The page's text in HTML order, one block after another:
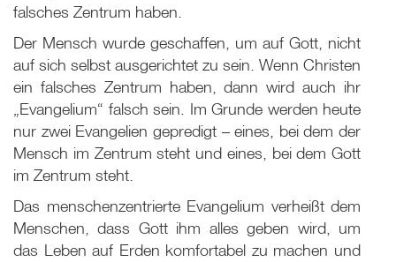
falsches Zentrum haben.
Der Mensch wurde geschaffen, um auf Gott, nicht
auf sich selbst ausgerichtet zu sein. Wenn Christen
ein falsches Zentrum haben, dann wird auch ihr
„Evangelium“ falsch sein. Im Grunde werden heute
nur zwei Evangelien gepredigt – eines, bei dem der
Mensch im Zentrum steht und eines, bei dem Gott
im Zentrum steht.
Das menschenzentrierte Evangelium verheißt dem
Menschen, dass Gott ihm alles geben wird, um
das Leben auf Erden komfortabel zu machen und